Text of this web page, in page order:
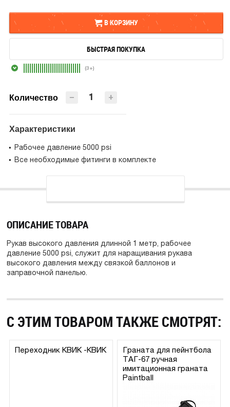
В КОРЗИНУ
В КОРЗИНУ
БЫСТРАЯ ПОКУПКА
(3+)
Количество +
−
Характеристики
Рабочее давление 5000 psi
Все необходимые фитинги в комплекте
ОПИСАНИЕ ТОВАРА
Рукав высокого давления длинной 1 метр, рабочее
давление 5000 psi, служит для наращивания рукава
высокого давления между связкой баллонов и
заправочной панелью.
С ЭТИМ ТОВАРОМ ТАКЖЕ СМОТРЯТ:
Переходник КВИК -КВИК
Граната для пейнтбола
ТАГ-67 ручная
имитационная граната
Paintball